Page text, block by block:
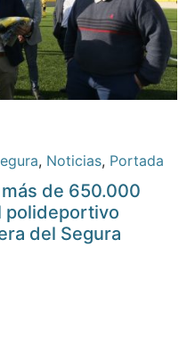
, Noticias, Portada
de 650.000
polideportivo
del Segura